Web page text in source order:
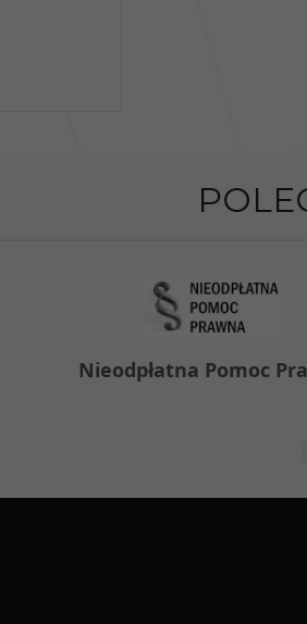
Nieodpłatna Pomoc